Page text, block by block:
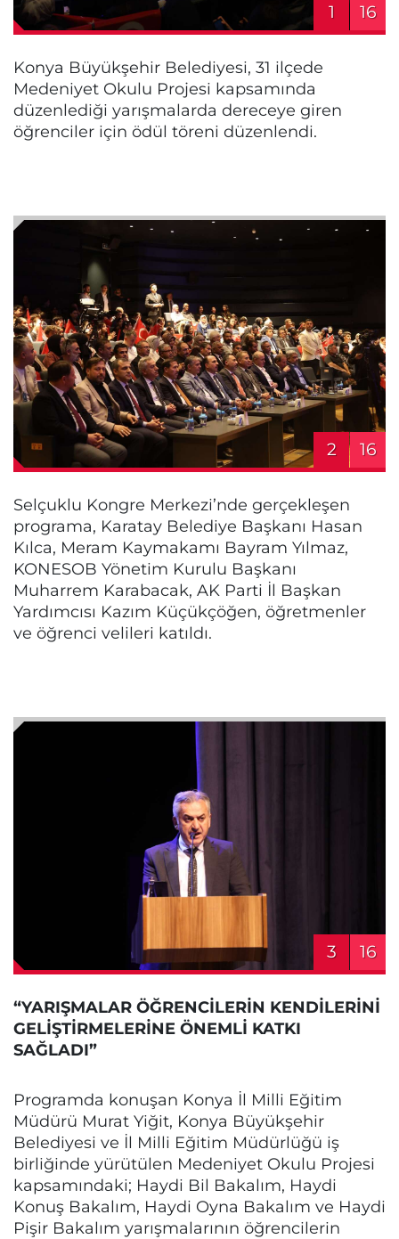
1 16
Konya Büyükşehir Belediyesi, 31 ilçede
Medeniyet Okulu Projesi kapsamında
düzenlediği yarışmalarda dereceye giren
öğrenciler için ödül töreni düzenlendi.
2 16
Selçuklu Kongre Merkezi’nde gerçekleşen
programa, Karatay Belediye Başkanı Hasan
Kılca, Meram Kaymakamı Bayram Yılmaz,
KONESOB Yönetim Kurulu Başkanı
Muharrem Karabacak, AK Parti İl Başkan
Yardımcısı Kazım Küçükçöğen, öğretmenler
ve öğrenci velileri katıldı.
3 16
“YARIŞMALAR ÖĞRENCİLERİN KENDİLERİNİ
GELİŞTİRMELERİNE ÖNEMLİ KATKI
SAĞLADI”
Programda konuşan Konya İl Milli Eğitim
Müdürü Murat Yiğit, Konya Büyükşehir
Belediyesi ve İl Milli Eğitim Müdürlüğü iş
birliğinde yürütülen Medeniyet Okulu Projesi
kapsamındaki; Haydi Bil Bakalım, Haydi
Konuş Bakalım, Haydi Oyna Bakalım ve Haydi
Pişir Bakalım yarışmalarının öğrencilerin